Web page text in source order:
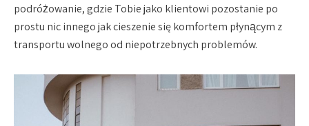
podróżowanie, gdzie Tobie jako klientowi pozostanie po
prostu nic innego jak cieszenie się komfortem płynącym z
transportu wolnego od niepotrzebnych problemów.